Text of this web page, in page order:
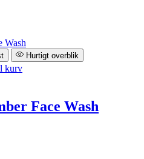
Hurtigt overblik
kurv
Face Wash